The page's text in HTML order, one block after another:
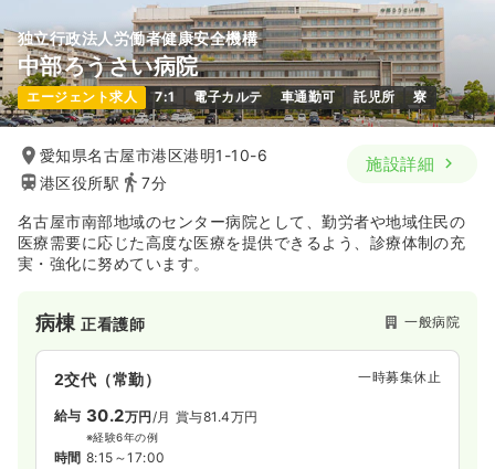
独立行政法人労働者健康安全機構
中部ろうさい病院
エージェント求人 7:1 電子カルテ 車通勤可 託児所 寮
愛知県名古屋市港区港明1-10-6
港区役所駅
7分
施設詳細
名古屋市南部地域のセンター病院として、勤労者や地域住民の
医療需要に応じた高度な医療を提供できるよう、診療体制の充
実・強化に努めています。
病棟正看護師 一般病院
2交代（常勤） 一時募集休止
給与 30.2万円 /月 賞与81.4万円
※経験6年の例
時間 8:15～17:00